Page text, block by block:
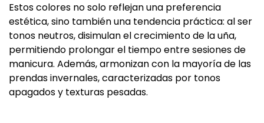
Estos colores no solo reflejan una preferencia
estética, sino también una tendencia práctica: al ser
tonos neutros, disimulan el crecimiento de la uña,
permitiendo prolongar el tiempo entre sesiones de
manicura. Además, armonizan con la mayoría de las
prendas invernales, caracterizadas por tonos
apagados y texturas pesadas.